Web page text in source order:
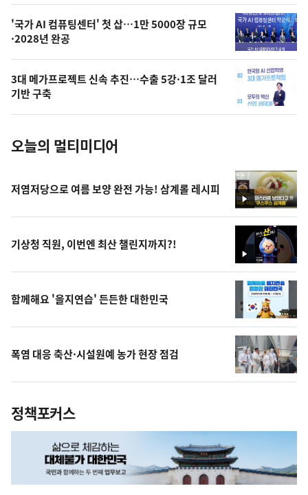
오
의
사
진
'국가 AI 컴퓨팅센터' 첫 삽…1만 5000장 규모
·2028년 완공
3대 메가프로젝트 신속 추진…수출 5강·1조 달러
기반 구축
오늘의 멀티미디어
영
상
저염저당으로 여름 보양 완전 가능! 삼계롤 레시피
영
상
기상청 직원, 이번엔 최산 챌린지까지?!
함께해요 '을지연습' 든든한 대한민국
폭염 대응 축산·시설원예 농가 현장 점검
정책포커스